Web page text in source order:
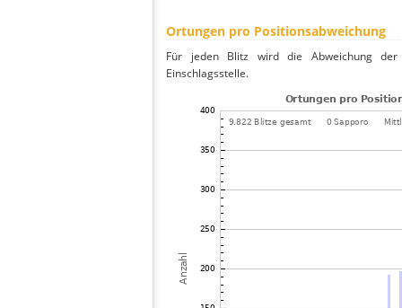
Ortungen pro Positionsabweichung
Für jeden Blitz wird die Abweichung
Einschlagsstelle.